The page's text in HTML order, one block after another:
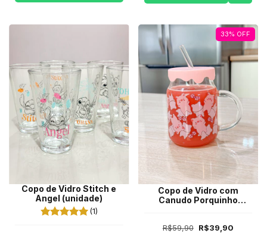
Copo de Vidro Stitch e
Angel (unidade)
(1)
33% OFF
Copo de Vidro com
Canudo Porquinho
R$59,90 R$39,90